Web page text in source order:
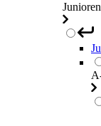
Junioren